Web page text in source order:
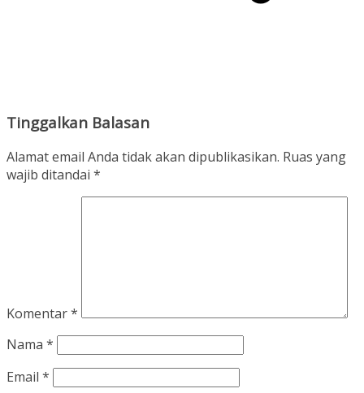
Tinggalkan Balasan
Alamat email Anda tidak akan dipublikasikan. Ruas yang
wajib ditandai *
Komentar*
Nama *
Email *